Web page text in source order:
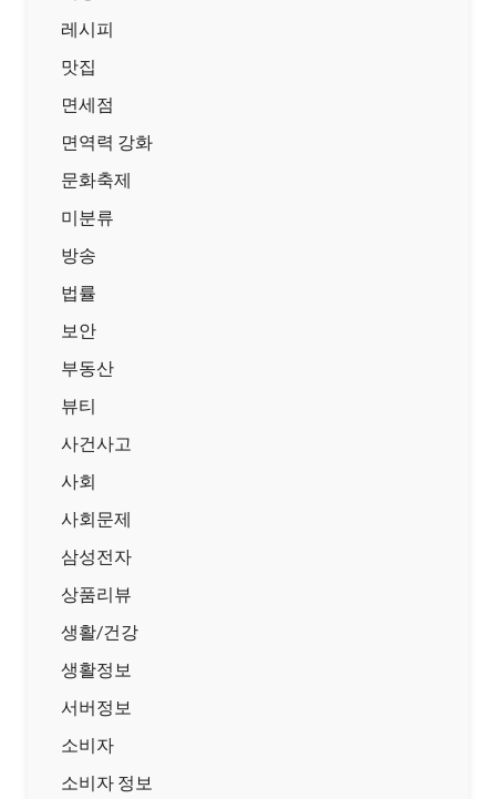
레시피
맛집
면세점
면역력 강화
문화축제
미분류
방송
법률
보안
부동산
뷰티
사건사고
사회
사회문제
삼성전자
상품리뷰
생활/건강
생활정보
서버정보
소비자
소비자 정보